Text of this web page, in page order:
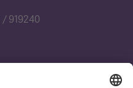
/ 919240
Newsletter